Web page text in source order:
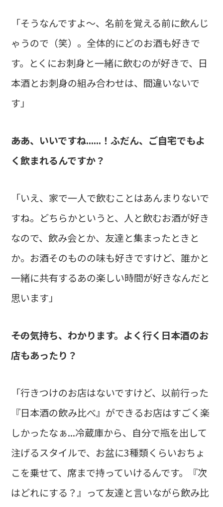
「そうなんですよ〜、名前を覚える前に飲んじ
ゃうので（笑）。全体的にどのお酒も好きで
す。とくにお刺身と一緒に飲むのが好きで、日
本酒とお刺身の組み合わせは、間違いないで
す」
――ああ、いいですね......！ふだん、ご自宅でもよ
く飲まれるんですか？
「いえ、家で一人で飲むことはあんまりないで
すね。どちらかというと、人と飲むお酒が好き
なので、飲み会とか、友達と集まったときと
か。お酒そのものの味も好きですけど、誰かと
一緒に共有するあの楽しい時間が好きなんだと
思います」
――その気持ち、わかります。よく行く日本酒のお
店もあったり？
「行きつけのお店はないですけど、以前行った
『日本酒の飲み比べ』ができるお店はすごく楽
しかったなぁ...冷蔵庫から、自分で瓶を出して
注げるスタイルで、お盆に3種類くらいおちょ
こを乗せて、席まで持っていけるんです。『次
はどれにする？』って友達と言いながら飲み比